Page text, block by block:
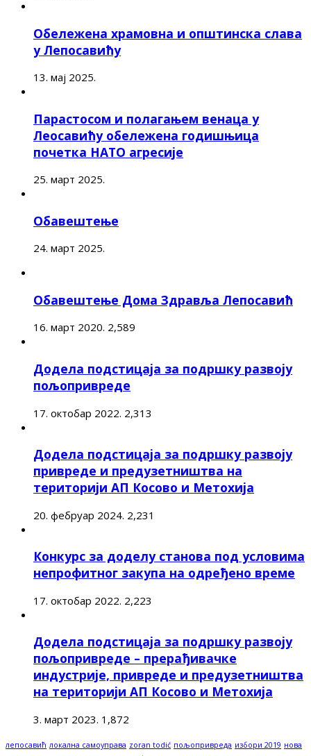
Обележена храмовна и општинска слава
у Лепосавићу
13. мај 2025.
Парастосом и полагањем венаца у
Леосавићу обележена годишњица
почетка НАТО агресије
25. март 2025.
Обавештење
24. март 2025.
Обавештење Дома Здравља Лепосавић
16. март 2020. 2,589
Додела подстицаја за подршку развоју
пољопривреде
17. октобар 2022. 2,313
Додела подстицаја за подршку развоју
привреде и предузетништва на
територији АП Косово и Метохија
20. фебруар 2024. 2,231
Конкурс за доделу станова под условима
непрофитног закупа на одређено време
17. октобар 2022. 2,223
Додела подстицаја за подршку развоју
пољопривреде – прерађивачке
индустрије, привреде и предузетништва
на територији АП Косово и Метохија
3. март 2023. 1,872
лепосавић локална самоуправа zoran todić пољопривреда избори 2019 нова